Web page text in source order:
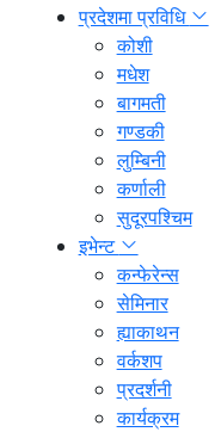
प्रदेशमा प्रविधि
कोशी
मधेश
बागमती
गण्डकी
लुम्बिनी
कर्णाली
सुदूरपश्चिम
इभेन्ट
कन्फेरेन्स
सेमिनार
ह्याकाथन
वर्कशप
प्रदर्शनी
कार्यक्रम